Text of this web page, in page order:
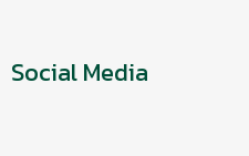
Social Media